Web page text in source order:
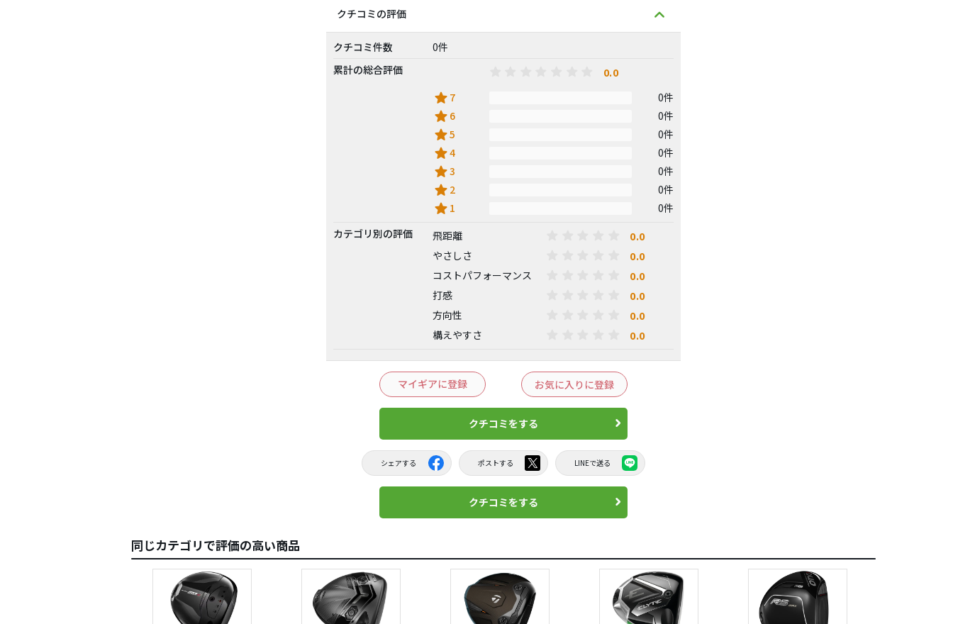
クチコミの評価
クチコミ件数
0件
累計の総合評価
0.0
star 7 0件
star 6 0件
star5 0件
star4 0件
star3 0件
star 2 0件
star 1
0件
カテゴリ別の評価
飛距離 0.0
やさしさ 0.0
コストパフォーマンス 0.0
打感 0.0
方向性 0.0
構えやすさ 0.0
マイギアに登録 お気に入りに登録
クチコミをする
シェアする ポストする LINEで送る
クチコミをする
同じカテゴリで評価の高い商品